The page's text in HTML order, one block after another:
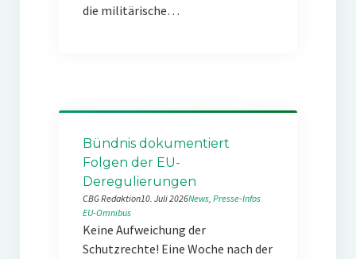
die militärische…
Bündnis dokumentiert
Folgen der EU-
Deregulierungen
CBG Redaktion10. Juli 2026News, Presse-Infos
EU-Omnibus
Keine Aufweichung der
Schutzrechte! Eine Woche nach der